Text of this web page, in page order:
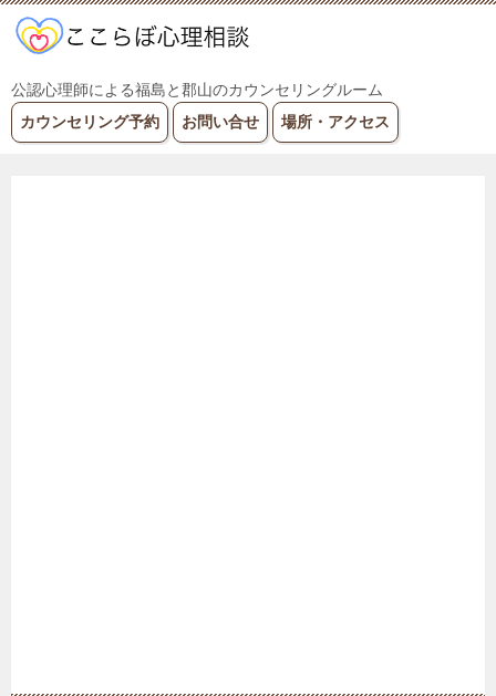
公認心理師による福島と郡山のカウンセリングルーム
カウンセリング予約
お問い合せ 場所・アクセス